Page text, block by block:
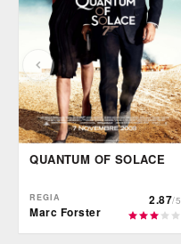
QUANTUM OF SOLACE
REGIA
Marc Forster
2.87/5